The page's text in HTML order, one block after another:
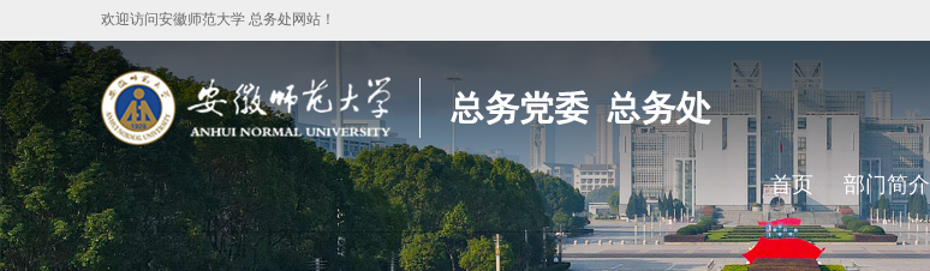
欢迎访问安徽师范大学 总务处网站！
首页 部门简介